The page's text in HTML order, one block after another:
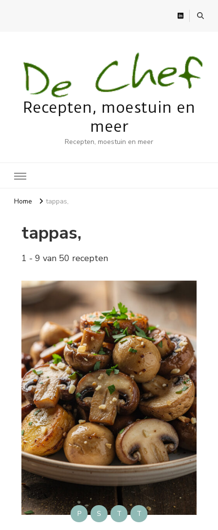
Recepten, moestuin en
meer
Recepten, moestuin en meer
Home tappas,
tappas,
1 - 9 van 50 recepten
P S T T